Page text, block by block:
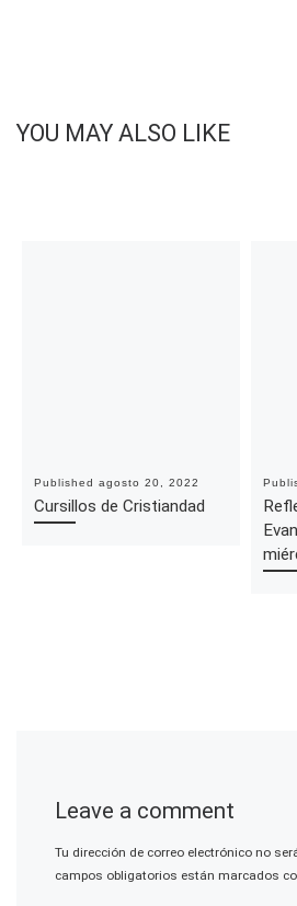
YOU MAY ALSO LIKE
Published agosto 20, 2022
Cursillos de Cristiandad
Leave a comment
Tu dirección de correo electrónico no
campos obligatorios están marcados